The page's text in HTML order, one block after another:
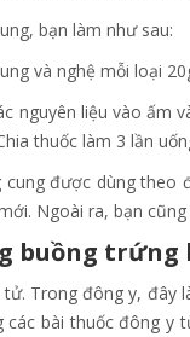
bạn làm như sau:
và nghệ mỗi loại
nguyên liệu vào ấm
thuốc làm 3 lần
được dùng theo
Ngoài ra, bạn
buồng
Trong đông y, đây
bài thuốc đông y